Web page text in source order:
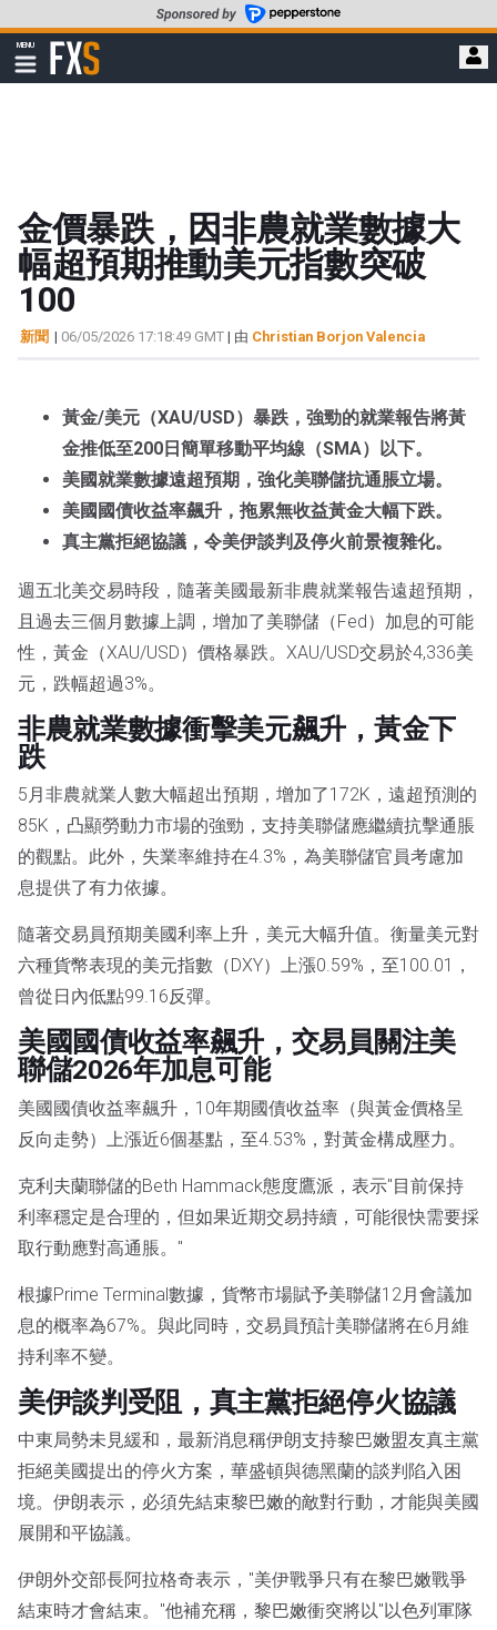
至
要
MENU
顯
示
FXStreet
金價暴跌，因非農就業數據大
幅超預期推動美元指數突破
100
新聞 | 06/05/2026 17:18:49 GMT | 由 Christian Borjon Valencia
黃金/美元（XAU/USD）暴跌，強勁的就業報告將黃
金推低至200日簡單移動平均線（SMA）以下。
美國就業數據遠超預期，強化美聯儲抗通脹立場。
美國國債收益率飆升，拖累無收益黃金大幅下跌。
真主黨拒絕協議，令美伊談判及停火前景複雜化。
週五北美交易時段，隨著美國最新非農就業報告遠超預期，
且過去三個月數據上調，增加了美聯儲（Fed）加息的可能
性，黃金（XAU/USD）價格暴跌。XAU/USD交易於4,336美
元，跌幅超過3%。
非農就業數據衝擊美元飆升，黃金下
跌
5月非農就業人數大幅超出預期，增加了172K，遠超預測的
85K，凸顯勞動力市場的強勁，支持美聯儲應繼續抗擊通脹
的觀點。此外，失業率維持在4.3%，為美聯儲官員考慮加
息提供了有力依據。
隨著交易員預期美國利率上升，美元大幅升值。衡量美元對
六種貨幣表現的美元指數（DXY）上漲0.59%，至100.01，
曾從日內低點99.16反彈。
美國國債收益率飆升，交易員關注美
聯儲2026年加息可能
美國國債收益率飆升，10年期國債收益率（與黃金價格呈
反向走勢）上漲近6個基點，至4.53%，對黃金構成壓力。
克利夫蘭聯儲的Beth Hammack態度鷹派，表示"目前保持
利率穩定是合理的，但如果近期交易持續，可能很快需要採
取行動應對高通脹。"
根據Prime Terminal數據，貨幣市場賦予美聯儲12月會議加
息的概率為67%。與此同時，交易員預計美聯儲將在6月維
持利率不變。
美伊談判受阻，真主黨拒絕停火協議
中東局勢未見緩和，最新消息稱伊朗支持黎巴嫩盟友真主黨
拒絕美國提出的停火方案，華盛頓與德黑蘭的談判陷入困
境。伊朗表示，必須先結束黎巴嫩的敵對行動，才能與美國
展開和平協議。
伊朗外交部長阿拉格奇表示，"美伊戰爭只有在黎巴嫩戰爭
結束時才會結束。"他補充稱，黎巴嫩衝突將以"以色列軍隊